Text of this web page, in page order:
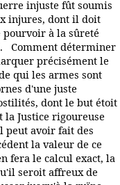
injuste fût soumis
injures, dont il doit
pourvoir à la sûreté
Comment déterminer
précisément le
qui les armes sont
d'une juste
dont le but étoit
Justice rigoureuse
avoir fait des
la valeur de ce
fera le calcul exact, la
seroit affreux de